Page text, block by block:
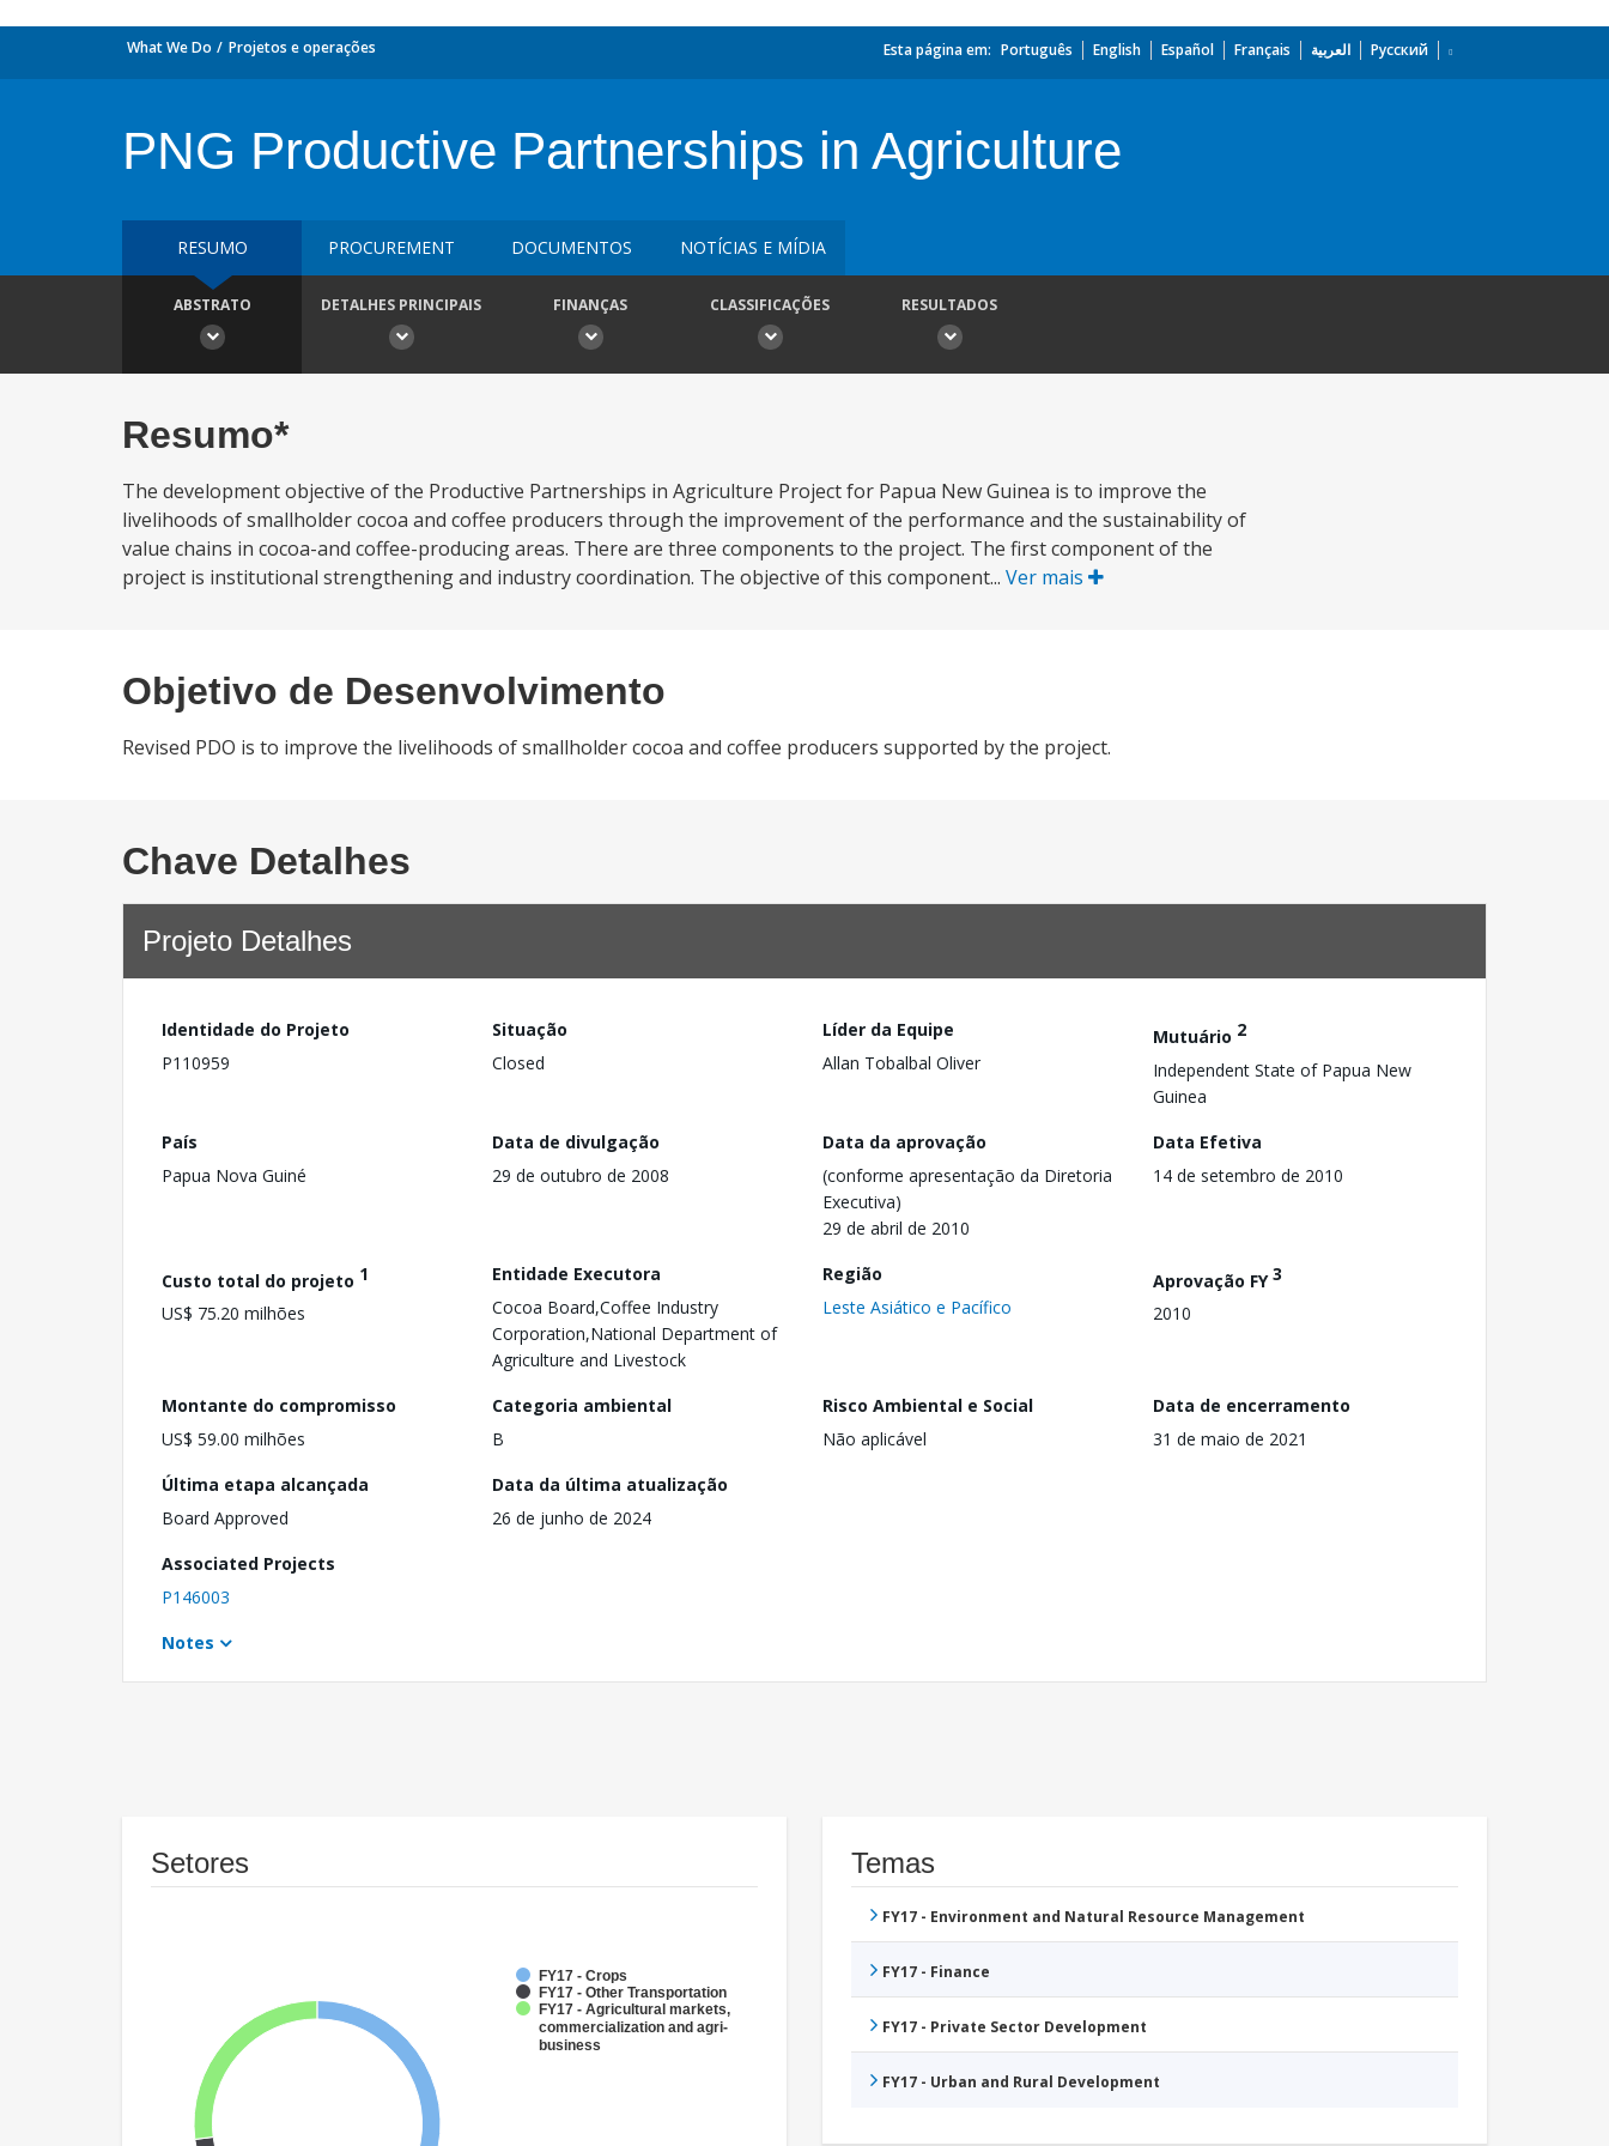
What We Do Projetos e operações Esta página em: Português English Español Français العربية Русский
PNG Productive Partnerships in Agriculture
RESUMO PROCUREMENT DOCUMENTOS NOTÍCIAS E MÍDIA
ABSTRATO DETALHES PRINCIPAIS FINANÇAS CLASSIFICAÇÕES RESULTADOS
Resumo*
The development objective of the Productive Partnerships in Agriculture Project for Papua New Guinea is to improve the
livelihoods of smallholder cocoa and coffee producers through the improvement of the performance and the sustainability of
value chains in cocoa-and coffee-producing areas. There are three components to the project. The first component of the
project is institutional strengthening and industry coordination. The objective of this component... Ver mais
Objetivo de Desenvolvimento
Revised PDO is to improve the livelihoods of smallholder cocoa and coffee producers supported by the project.
Chave Detalhes
Projeto Detalhes
Identidade do Projeto
P110959
Situação
Closed
Líder da Equipe
Allan Tobalbal Oliver
Mutuário 2
Independent State of Papua New
Guinea
País
Papua Nova Guiné
Data de divulgação
29 de outubro de 2008
Data da aprovação
(conforme apresentação da Diretoria
Executiva)
29 de abril de 2010
Data Efetiva
14 de setembro de 2010
Custo total do projeto 1
US$ 75.20 milhões
Entidade Executora
Cocoa Board,Coffee Industry
Corporation,National Department of
Agriculture and Livestock
Região
Leste Asiático e Pacífico
Aprovação FY3
2010
Montante do compromisso
US$ 59.00 milhões
Categoria ambiental
B
Risco Ambiental e Social
Não aplicável
Data de encerramento
31 de maio de 2021
Última etapa alcançada
Board Approved
Data da última atualização
26 de junho de 2024
Associated Projects
P146003
Notes
Setores
FY17 - Crops
FY17 - Other Transportation
FY17 - Agricultural markets,
commercialization and agri-
business
Temas
FY17 - Environment and Natural Resource Management
FY17 - Finance
FY17 - Private Sector Development
FY17 - Urban and Rural Development